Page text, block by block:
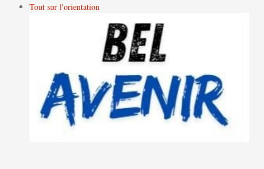
Tout sur l'orientation